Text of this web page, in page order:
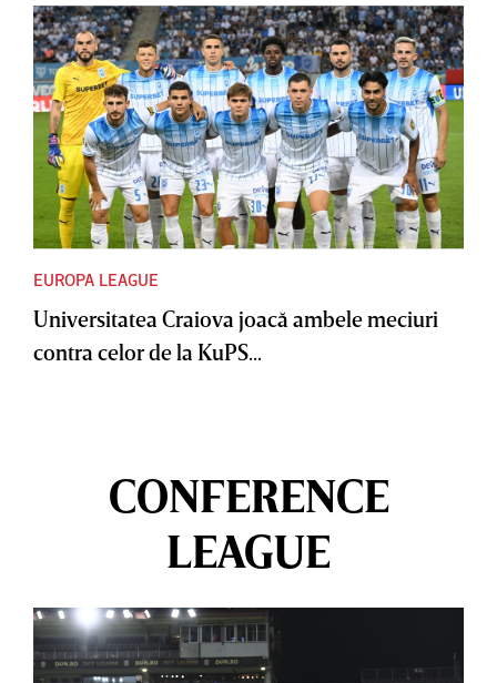
EUROPA LEAGUE
Universitatea Craiova joacă ambele meciuri
contra celor de la KuPS...
CONFERENCE
LEAGUE